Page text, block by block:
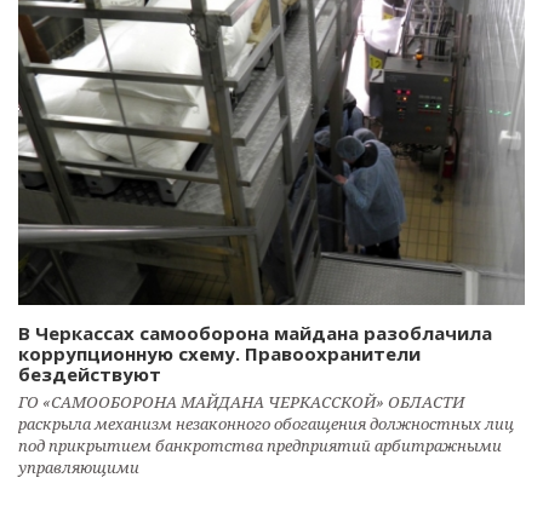
В Черкассах самооборона майдана разоблачила
коррупционную схему. Правоохранители
бездействуют
ГО «САМООБОРОНА МАЙДАНА ЧЕРКАССКОЙ» ОБЛАСТИ
раскрыла механизм незаконного обогащения должностных лиц
под прикрытием банкротства предприятий арбитражными
управляющими